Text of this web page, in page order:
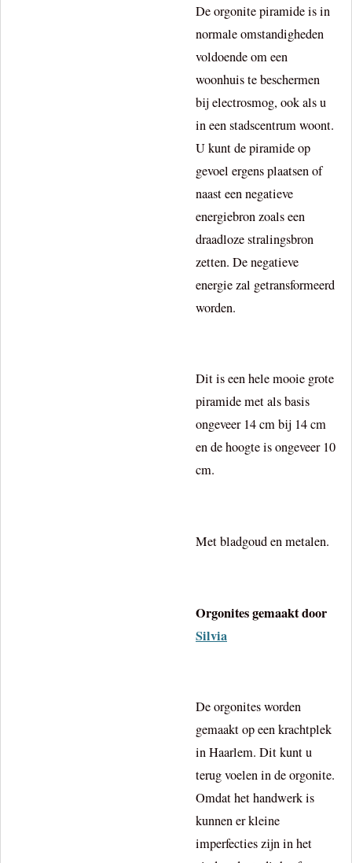
De orgonite piramide is in
normale omstandigheden
voldoende om een
woonhuis te beschermen
bij electrosmog, ook als u
in een stadscentrum woont.
U kunt de piramide op
gevoel ergens plaatsen of
naast een negatieve
energiebron zoals een
draadloze stralingsbron
zetten. De negatieve
energie zal getransformeerd
worden.
Dit is een hele mooie grote
piramide met als basis
ongeveer 14 cm bij 14 cm
en de hoogte is ongeveer 10
cm.
Met bladgoud en metalen.
Orgonites gemaakt door
Silvia
De orgonites worden
gemaakt op een krachtplek
in Haarlem. Dit kunt u
terug voelen in de orgonite.
Omdat het handwerk is
kunnen er kleine
imperfecties zijn in het